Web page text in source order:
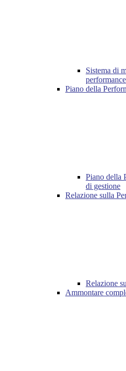
Sistema di
performance
Piano della
Piano della
di gestione
Relazione sulla
Relazione
Ammontare